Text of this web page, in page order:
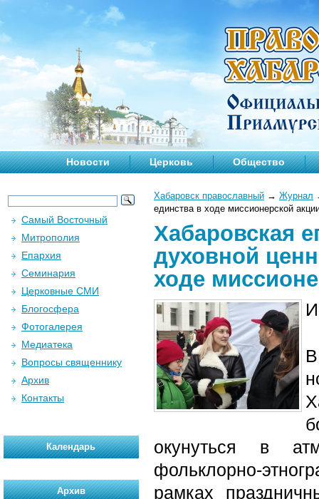
Новости Церковь Общество
Хабаровск православный → Журнал
единства в ходе миссионерской
Хабаровская
духовной
ходе
окунуться в
фольклорно-
рамках
Самый Восточный
Митрополия
Епархия
Семинария
Церковные СМИ
Блогосфера
Фотогалерея
Медиатека
Вопросы священнику
Архив
Контакты
Календарь
Архив